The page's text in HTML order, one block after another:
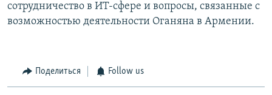
сотрудничество в ИТ-сфере и вопросы, связанные с
возможностью деятельности Оганяна в Армении.
Поделиться Follow us